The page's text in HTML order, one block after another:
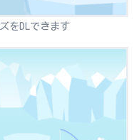
をDLできます